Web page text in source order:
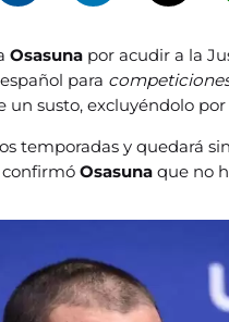
Osasuna por acudir a la
para
susto, excluyéndolo
temporadas y quedará
confirmóOsasuna que no